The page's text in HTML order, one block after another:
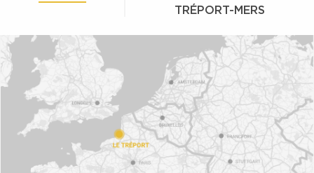
TRÉPORT-MERS